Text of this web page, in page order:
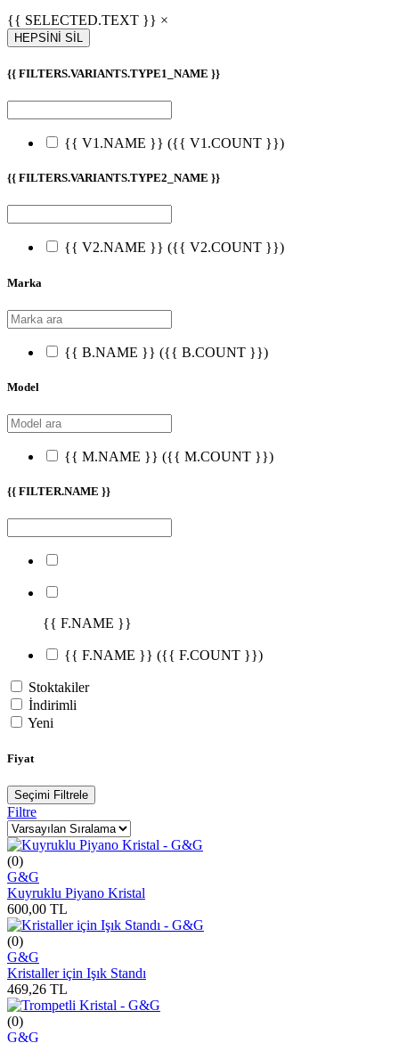
{{ SELECTED.TEXT }} ×
HEPSİNİ SİL
{{ FILTERS.VARIANTS.TYPE1_NAME }}
{{ V1.NAME }} ({{ V1.COUNT }})
{{ FILTERS.VARIANTS.TYPE2_NAME }}
{{ V2.NAME }} ({{ V2.COUNT }})
Marka
{{ B.NAME }} ({{ B.COUNT }})
Model
{{ M.NAME }} ({{ M.COUNT }})
{{ FILTER.NAME }}
{{ F.NAME }}
{{ F.NAME }} ({{ F.COUNT }})
Stoktakiler
İndirimli
Yeni
Fiyat
Seçimi Filtrele
Filtre
(0)
G&G
Kuyruklu Piyano Kristal
600,00 TL
(0)
G&G
Kristaller için Işık Standı
469,26 TL
(0)
G&G